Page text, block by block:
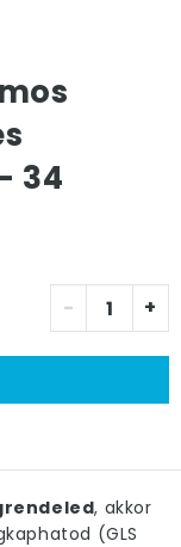
34
- +
, akkor
(GLS